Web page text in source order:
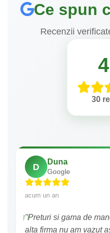
Ce spun
Recenzii
30
D
Duna
Google
acum un an
"Preturi si gama de
alta firma nu am vazut